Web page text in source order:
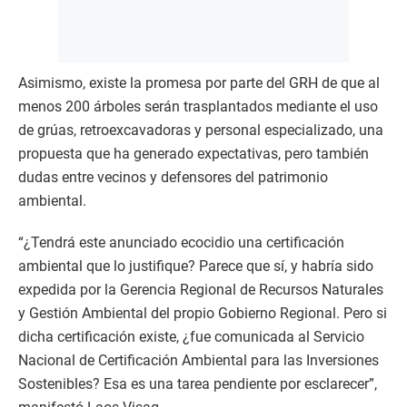
Asimismo, existe la promesa por parte del GRH de que al
menos 200 árboles serán trasplantados mediante el uso
de grúas, retroexcavadoras y personal especializado, una
propuesta que ha generado expectativas, pero también
dudas entre vecinos y defensores del patrimonio
ambiental.
“¿Tendrá este anunciado ecocidio una certificación
ambiental que lo justifique? Parece que sí, y habría sido
expedida por la Gerencia Regional de Recursos Naturales
y Gestión Ambiental del propio Gobierno Regional. Pero si
dicha certificación existe, ¿fue comunicada al Servicio
Nacional de Certificación Ambiental para las Inversiones
Sostenibles? Esa es una tarea pendiente por esclarecer”,